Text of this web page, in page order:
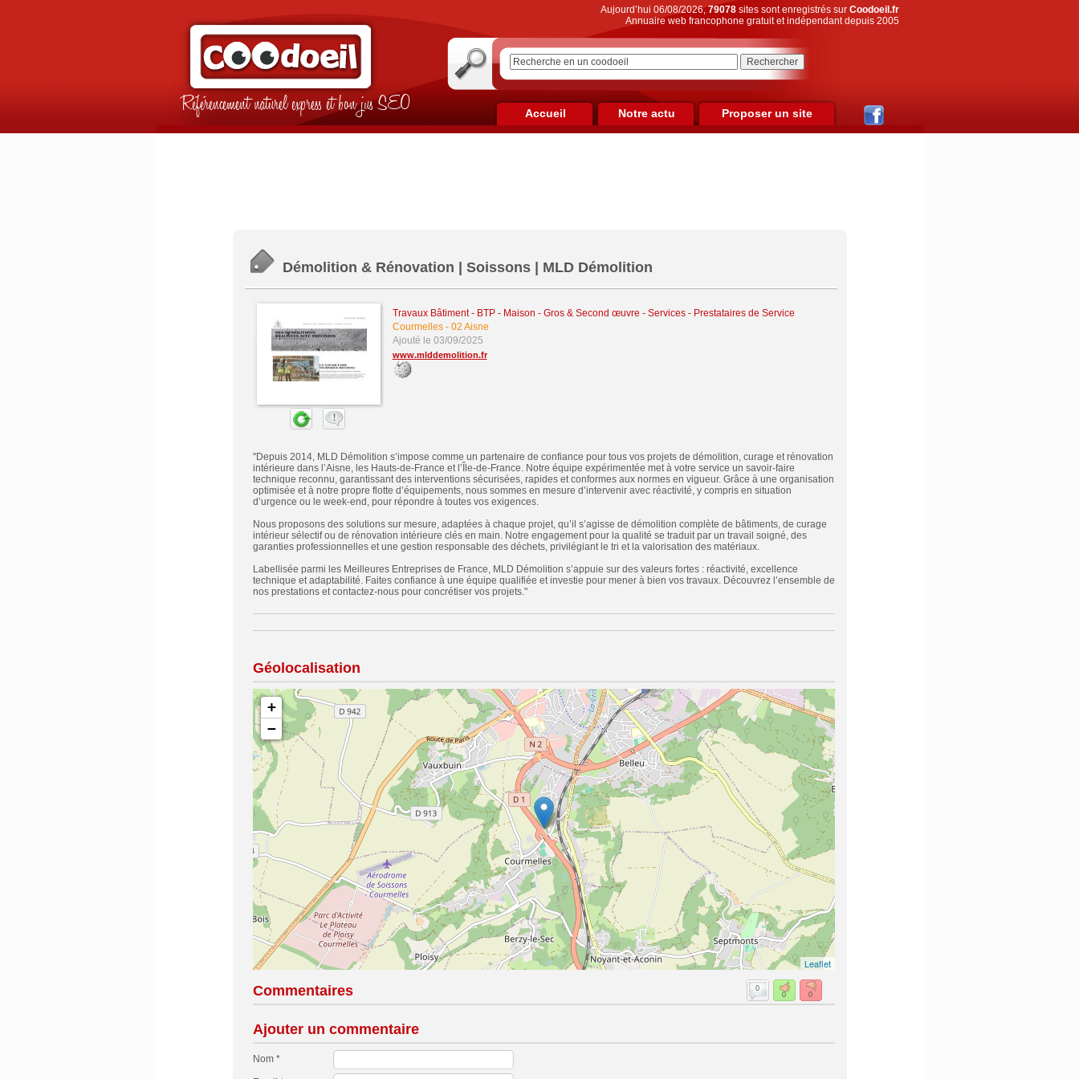
Référencement naturel express et bon jus SEO
Aujourd’hui 06/08/2026,79078sites sont enregistrés sur Coodoeil.fr
Annuaire web francophone gratuit et indépendant depuis 2005
Accueil Notre actu Proposer un site
Démolition & Rénovation | Soissons | MLD Démolition
Travaux Bâtiment - BTP - Maison - Gros & Second œuvre - Services - Prestataires de Service
Courmelles- 02 Aisne
Ajouté le 03/09/2025
www.mlddemolition.fr
"Depuis 2014, MLD Démolition s’impose comme un partenaire de confiance pour tous vos projets de démolition, curage et rénovation
intérieure dans l’Aisne, les Hauts-de-France et l’Île-de-France. Notre équipe expérimentée met à votre service un savoir-faire
technique reconnu, garantissant des interventions sécurisées, rapides et conformes aux normes en vigueur. Grâce à une organisation
optimisée et à notre propre flotte d’équipements, nous sommes en mesure d’intervenir avec réactivité, y compris en situation
d’urgence ou le week-end, pour répondre à toutes vos exigences.
Nous proposons des solutions sur mesure, adaptées à chaque projet, qu’il s’agisse de démolition complète de bâtiments, de curage
intérieur sélectif ou de rénovation intérieure clés en main. Notre engagement pour la qualité se traduit par un travail soigné, des
garanties professionnelles et une gestion responsable des déchets, privilégiant le tri et la valorisation des matériaux.
Labellisée parmi les Meilleures Entreprises de France, MLD Démolition s’appuie sur des valeurs fortes : réactivité, excellence
technique et adaptabilité. Faites confiance à une équipe qualifiée et investie pour mener à bien vos travaux. Découvrez l’ensemble de
nos prestations et contactez-nous pour concrétiser vos projets."
Géolocalisation
+
−
Leaflet
Commentaires
0
0
0
Ajouter un commentaire
Nom *